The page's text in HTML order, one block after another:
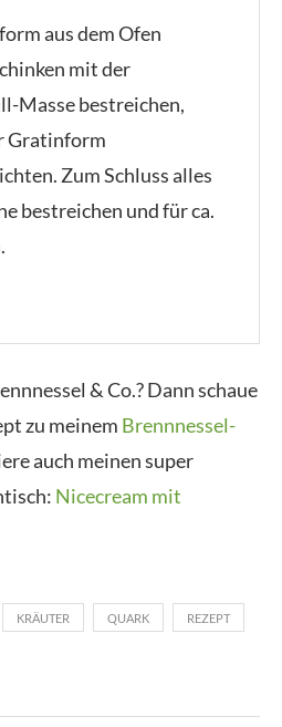
aus dem Ofen
mit der
Masse bestreichen,
Gratinform
Zum Schluss alles
bestreichen und für ca.
& Co.? Dann schaue
zu meinem Brennnessel-
auch meinen super
Nicecream mit
KRÄUTER QUARK REZEPT